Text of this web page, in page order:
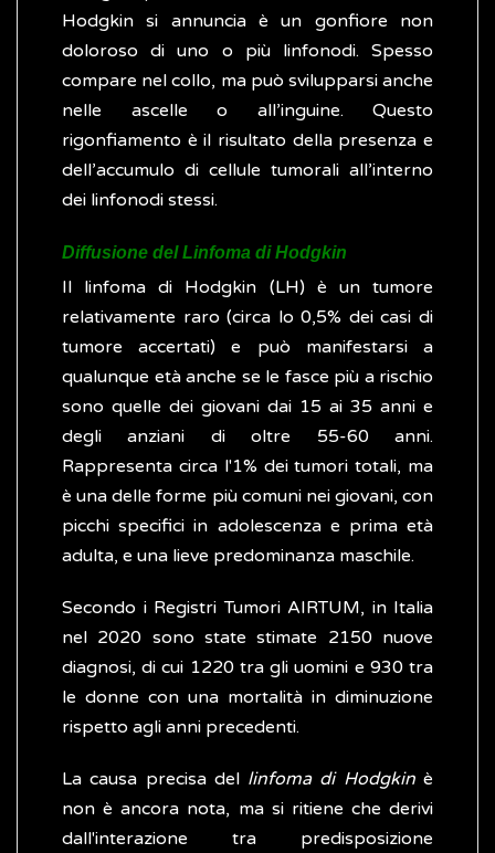
Hodgkin si annuncia è un gonfiore non
doloroso di uno o più linfonodi. Spesso
compare nel collo, ma può svilupparsi anche
nelle ascelle o all’inguine. Questo
rigonfiamento è il risultato della presenza e
dell’accumulo di cellule tumorali all’interno
dei linfonodi stessi.
Diffusione del Linfoma di Hodgkin
Il linfoma di Hodgkin (LH) è un tumore
relativamente raro (circa lo 0,5% dei casi di
tumore accertati) e può manifestarsi a
qualunque età anche se le fasce più a rischio
sono quelle dei giovani dai 15 ai 35 anni e
degli anziani di oltre 55-60 anni.
Rappresenta circa l'1% dei tumori totali, ma
è una delle forme più comuni nei giovani, con
picchi specifici in adolescenza e prima età
adulta, e una lieve predominanza maschile.
Secondo i Registri Tumori AIRTUM, in Italia
nel 2020 sono state stimate 2150 nuove
diagnosi, di cui 1220 tra gli uomini e 930 tra
le donne con una mortalità in diminuzione
rispetto agli anni precedenti.
La causa precisa del linfoma di Hodgkinè
non è ancora nota, ma si ritiene che derivi
dall'interazione tra predisposizione